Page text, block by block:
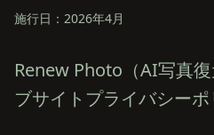
施行日：2026年4月
Renew Photo（AI写真
ブサイトプライバシーポ